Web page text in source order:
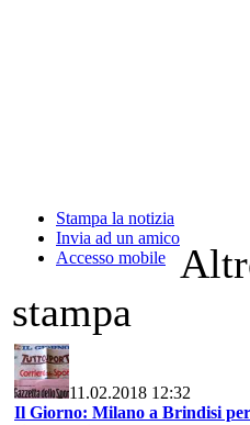
Stampa la notizia
Invia ad un amico
Accesso mobile
stampa
11.02.2018 12:32
Il Giorno: Milano a Brindisi per